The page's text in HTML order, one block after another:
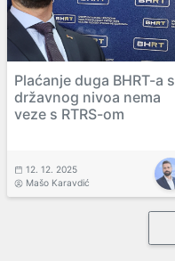
Plaćanje duga BHRT-a s
državnog nivoa nema
veze s RTRS-om
12. 12. 2025
Mašo Karavdić